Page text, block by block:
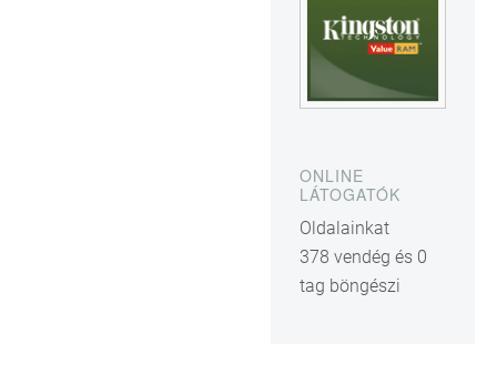
ONLINE
LÁTOGATÓK
Oldalainkat
378 vendég és 0
tag böngészi